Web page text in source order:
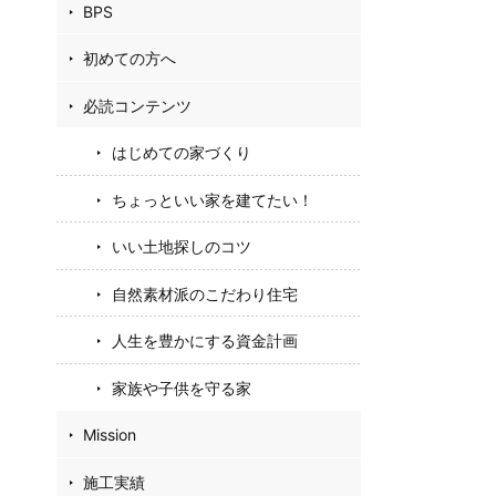
BPS
初めての方へ
必読コンテンツ
はじめての家づくり
ちょっといい家を建てたい！
いい土地探しのコツ
自然素材派のこだわり住宅
人生を豊かにする資金計画
家族や子供を守る家
Mission
施工実績